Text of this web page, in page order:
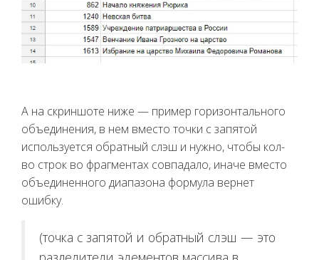
А на скриншоте ниже — пример горизонтального
объединения, в нем вместо точки с запятой
используется обратный слэш и нужно, чтобы кол-
во строк во фрагментах совпадало, иначе вместо
объединенного диапазона формула вернет
ошибку.
(точка с запятой и обратный слэш — это